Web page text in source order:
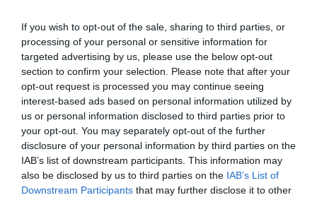
If you wish to opt-out of the sale, sharing to third parties, or
processing of your personal or sensitive information for
targeted advertising by us, please use the below opt-out
section to confirm your selection. Please note that after your
opt-out request is processed you may continue seeing
interest-based ads based on personal information utilized by
us or personal information disclosed to third parties prior to
your opt-out. You may separately opt-out of the further
disclosure of your personal information by third parties on the
IAB’s list of downstream participants. This information may
also be disclosed by us to third parties on the IAB’s List of
Downstream Participants that may further disclose it to other
ezért súlyzózik fedetlen keblekkel, így tényleg azonnal lát
mindent.
Danica csupasz mellekkel szeret súlyzózni
2013.04.17 19:29
ma.hu
+-
Fotó: LiveJasminBabes (A galériához KATT a képre!)